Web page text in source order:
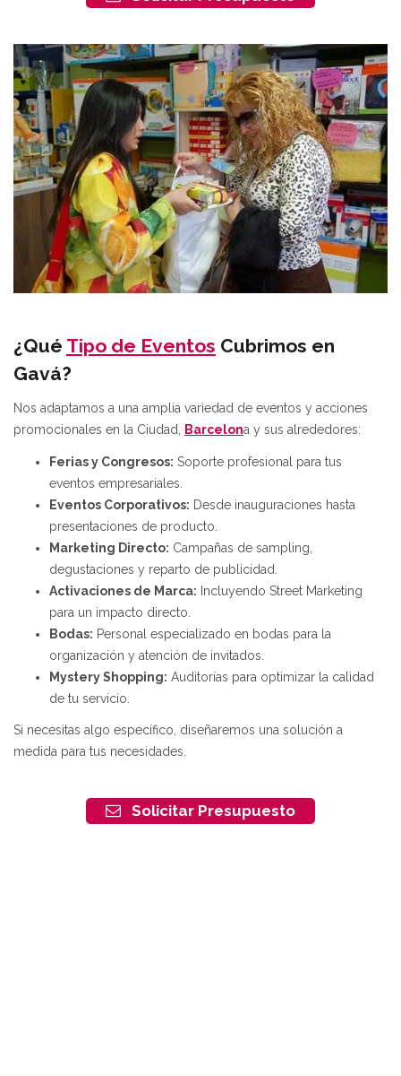
¿Qué Tipo de Eventos Cubrimos en
Gavá?
Nos adaptamos a una amplia variedad de eventos y acciones
promocionales en la Ciudad, Barcelona y sus alrededores:
Ferias y Congresos: Soporte profesional para tus
eventos empresariales.
Eventos Corporativos: Desde inauguraciones hasta
presentaciones de producto.
Marketing Directo: Campañas de sampling,
degustaciones y reparto de publicidad.
Activaciones de Marca: Incluyendo Street Marketing
para un impacto directo.
Bodas: Personal especializado en bodas para la
organización y atención de invitados.
Mystery Shopping: Auditorías para optimizar la calidad
de tu servicio.
Si necesitas algo específico, diseñaremos una solución a
medida para tus necesidades.
Solicitar Presupuesto